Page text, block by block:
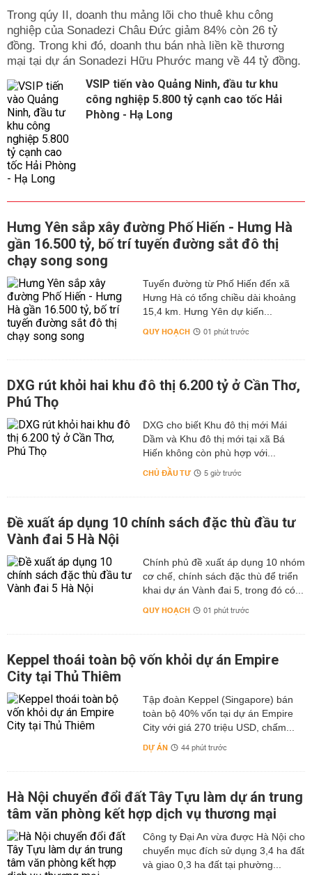
kết sản xuất đạt hiệu quả tốt giúp giá thành hạ xuống và
nâng cao được năng suất, chất lượng và giá trị của sản
phẩm. Bên cạnh đó, còn có thể truy xuất được nguồn
gốc xuất xứ của vật nuôi và nâng cao sức cạnh cho cho
các sản phẩm chăn nuôi.
Trước sự biến động liên tục của giá lợn hơi hiện nay,
mặc dù chưa xác định được giá cả sẽ tăng giảm mạnh
đến đâu, thế nhưng để ổn định được cuộc sống của
người dân nói chung và người chăn nuôi nói riêng thì các
cơ quan chức năng vẫn cần phải bám sát và theo dõi
tình hình diễn biến của giá cả, tình trạng cung cầu của
thịt heo ở trên thị trường.
Trong đó, các cơ quan chức năng cần tập trung vào
những biện pháp để có thể đảm bảo được sự cân đối
giữa cung và cầu, nguồn cung của thịt heo cũng như
mức bình ổn giá của thức ăn chăn nuôi để góp phần giúp
người chăn nuôi có thể yên tâm tái đàn và sản xuất.
Tham khảo:Dự báo giá heo hơi ngày mai
Thực trạng và giải pháp để xây dựng vùng, cơ sở an
toàn dịch bệnh
Để công cuộc chăn nuôi lợn đạt được hiệu quả và phát
triển bền vững thì công tác phòng và chống dịch bệnh
trên đàn lợn đóng một vai trò vô cùng quan trọng. Trong
Luật thú y cũng đã quy định rất rõ ràng về việc xây dựng,
hình thành vùng, cơ sở chăn nuôi đảm bảo an toàn dịch
bệnh (Chi tiết được đề cập rõ ràng ở trong Thông tư 14
ngày 2/6/2016 của Bộ NN&PTNT).
Vùng an toàn dịch bệnh động vật trên cạn là huyện,
quận, thị xã, thành phố thuộc tỉnh (cấp quận huyện); tỉnh,
một khoảng thời gian quy định cho từng loại bệnh, từng
loài động vật và hoạt động thú y trong vùng đó bảo đảm
kiểm soát được dịch bệnh trên đàn vật nuôi.
Cơ sở an toàn dịch bệnh động vật trên cạn là cơ sở
chăn nuôi hoặc một xã, một phường, thị trấn được xác
định không xảy ra các ca bệnh đăng ký an toàn dịch
từng loài động vật và hoạt động thú y tại cơ sở đó bảo
đảm kiểm soát được dịch bệnh.
Trong thời gian qua, dưới sự quan tâm và chăm sóc của
các cơ quan ban ngành, sự nỗ lực cố gắng không ngừng
nghỉ của các ngành chuyên môn và đồng thuận của
người chăn nuôi trong công tác xây dựng vùng, cơ sở an
toàn dịch bệnh trên địa bàn cả nước đã có những chuyển
biến vô cùng tích cực. Từ đó, góp phần giúp ngành chăn
phẩm động vật ra thị trường quốc tế.
Lợi ích khi xây dựng vùng, cơ sở an toàn dịch bệnh
Khi đã xây dựng được vùng, cơ sở an toàn dịch bệnh sẽ
tạo điều kiện thuận lợi hơn trong công tác kiểm dịch và
vận chuyển khi xuất bán. Đồng thời, người chăn nuôi
Trong qúy II, doanh thu mảng lõi cho thuê khu công
nghiệp của Sonadezi Châu Đức giảm 84% còn 26 tỷ
đồng. Trong khi đó, doanh thu bán nhà liền kề thương
mại tại dự án Sonadezi Hữu Phước mang về 44 tỷ đồng.
VSIP tiến vào Quảng Ninh, đầu tư khu
công nghiệp 5.800 tỷ cạnh cao tốc Hải
Phòng - Hạ Long
Hưng Yên sắp xây đường Phố Hiến - Hưng Hà
gần 16.500 tỷ, bố trí tuyến đường sắt đô thị
chạy song song
Tuyến đường từ Phố Hiến đến xã
Hưng Hà có tổng chiều dài khoảng
15,4 km. Hưng Yên dự kiến...
QUY HOẠCH 01 phút trước
DXG rút khỏi hai khu đô thị 6.200 tỷ ở Cần Thơ,
Phú Thọ
DXG cho biết Khu đô thị mới Mái
Dầm và Khu đô thị mới tại xã Bá
Hiến không còn phù hợp với...
CHỦ ĐẦU TƯ 5 giờ trước
Đề xuất áp dụng 10 chính sách đặc thù đầu tư
Vành đai 5 Hà Nội
Chính phủ đề xuất áp dụng 10 nhóm
cơ chế, chính sách đặc thù để triển
khai dự án Vành đai 5, trong đó có...
QUY HOẠCH 01 phút trước
Keppel thoái toàn bộ vốn khỏi dự án Empire
City tại Thủ Thiêm
Tập đoàn Keppel (Singapore) bán
toàn bộ 40% vốn tại dự án Empire
City với giá 270 triệu USD, chấm...
DỰ ÁN 44 phút trước
Hà Nội chuyển đổi đất Tây Tựu làm dự án trung
tâm văn phòng kết hợp dịch vụ thương mại
Công ty Đại An vừa được Hà Nội cho
chuyển mục đích sử dụng 3,4 ha đất
và giao 0,3 ha đất tại phường...